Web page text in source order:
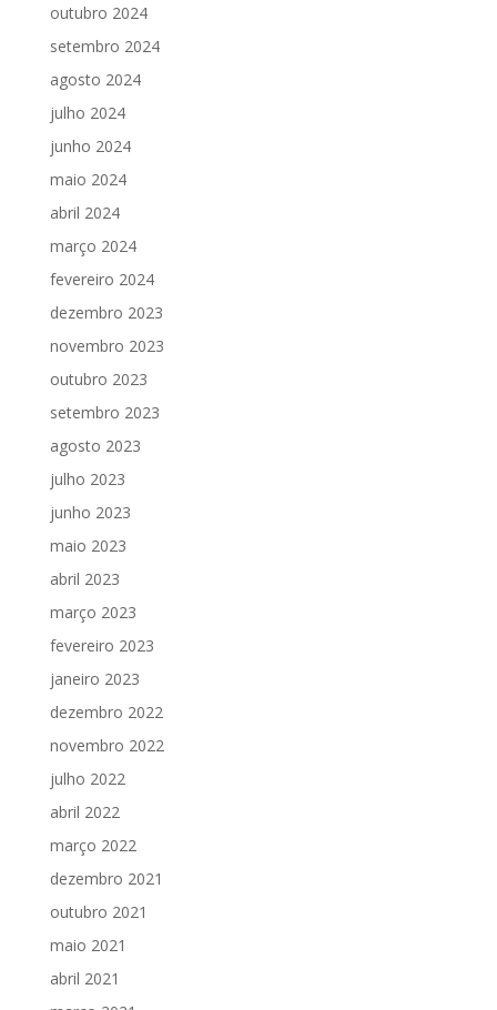
outubro 2024
setembro 2024
agosto 2024
julho 2024
junho 2024
maio 2024
abril 2024
março 2024
fevereiro 2024
dezembro 2023
novembro 2023
outubro 2023
setembro 2023
agosto 2023
julho 2023
junho 2023
maio 2023
abril 2023
março 2023
fevereiro 2023
janeiro 2023
dezembro 2022
novembro 2022
julho 2022
abril 2022
março 2022
dezembro 2021
outubro 2021
maio 2021
abril 2021